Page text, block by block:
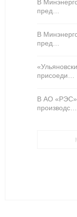
В
пред…
В
пред…
присоеди…
В АО «РЭС»
производс…